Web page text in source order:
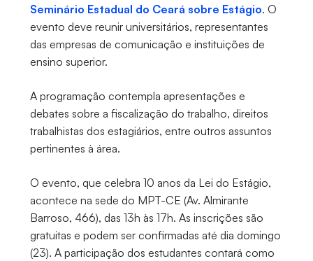
Seminário Estadual do Ceará sobre Estágio. O
evento deve reunir universitários, representantes
das empresas de comunicação e instituições de
ensino superior.
A programação contempla apresentações e
debates sobre a fiscalização do trabalho, direitos
trabalhistas dos estagiários, entre outros assuntos
pertinentes à área.
O evento, que celebra 10 anos da Lei do Estágio,
acontece na sede do MPT-CE (Av. Almirante
Barroso, 466), das 13h às 17h. As inscrições são
gratuitas e podem ser confirmadas até dia domingo
(23). A participação dos estudantes contará como